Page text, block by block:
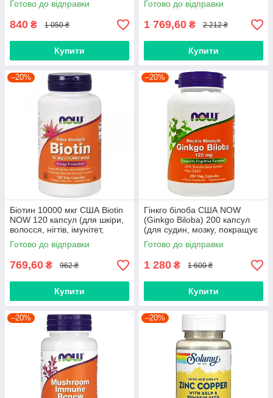
лютеїн)
Готово до відправки
840 ₴ 1 050 ₴
Купити
акне)
Готово до відправки
1 769,60 ₴ 2 212 ₴
Купити
–20%
Біотин 10000 мкг США Biotin
NOW 120 капсул (для шкіри,
волосся, нігтів, імунітет,
дисбактеріоз, схуднення)
Готово до відправки
769,60 ₴ 962 ₴
Купити
–20%
Гінкго білоба США NOW
(Ginkgo Biloba) 200 капсул
(для судин, мозку, покращує
пам'ять, інсульт, тиск)
Готово до відправки
1 280 ₴ 1 600 ₴
Купити
–20% –20%